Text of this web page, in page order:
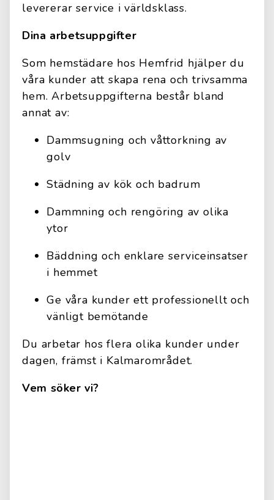
levererar service i världsklass.
Dina arbetsuppgifter
Som hemstädare hos Hemfrid hjälper du
våra kunder att skapa rena och trivsamma
hem. Arbetsuppgifterna består bland
annat av:
Dammsugning och våttorkning av
golv
Städning av kök och badrum
Dammning och rengöring av olika
ytor
Bäddning och enklare serviceinsatser
i hemmet
Ge våra kunder ett professionellt och
vänligt bemötande
Du arbetar hos flera olika kunder under
dagen, främst i Kalmarområdet.
Vem söker vi?